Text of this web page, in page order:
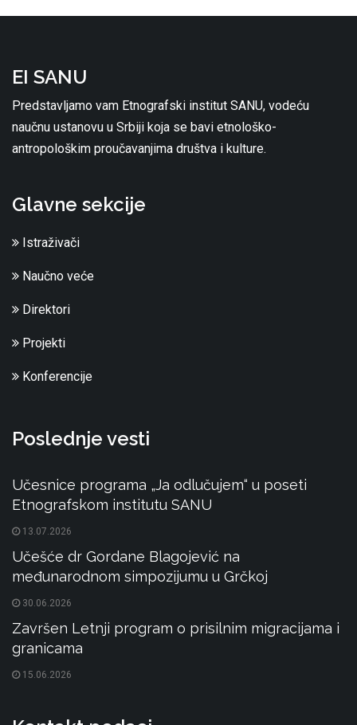
EI SANU
Predstavljamo vam Etnografski institut SANU, vodeću
naučnu ustanovu u Srbiji koja se bavi etnološko-
antropološkim proučavanjima društva i kulture.
Glavne sekcije
Istraživači
Naučno veće
Direktori
Projekti
Konferencije
Poslednje vesti
Učesnice programa „Ja odlučujem“ u poseti
Etnografskom institutu SANU
13.07.2026
Učešće dr Gordane Blagojević na
međunarodnom simpozijumu u Grčkoj
30.06.2026
Završen Letnji program o prisilnim migracijama i
granicama
15.06.2026